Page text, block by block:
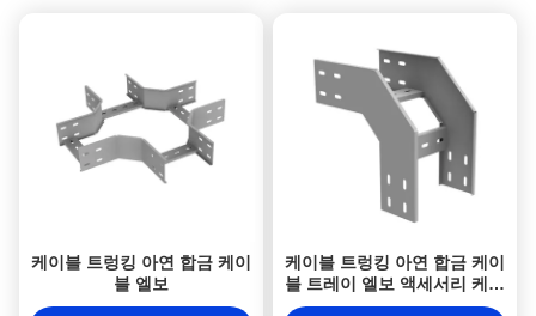
케이블 트렁킹 아연 합금 케이
블 엘보
케이블 트렁킹 아연 합금 케이
블 트레이 엘보 액세서리 케이
블 엘보